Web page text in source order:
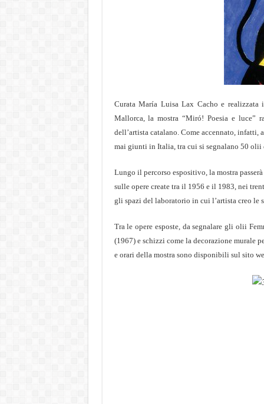
Curata María Luisa Lax Cacho e
Mallorca, la mostra “Miró! Poesia e luce”
dell’artista catalano. Come accennato, infatti,
mai giunti in Italia, tra cui si segnalano 50 olii
Lungo il percorso espositivo, la mostra
sulle opere create tra il 1956 e il 1983, nei
gli spazi del laboratorio in cui l’artista creo
Tra le opere esposte, da segnalare gli olii
(1967) e schizzi come la decorazione murale
e orari della mostra sono disponibili sul sito